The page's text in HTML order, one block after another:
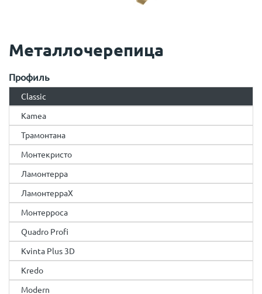
Металлочерепица
Профиль
Classic
Kamea
Трамонтана
Монтекристо
Ламонтерра
ЛамонтерраX
Монтерроса
Quadro Profi
Kvinta Plus 3D
Kredo
Modern